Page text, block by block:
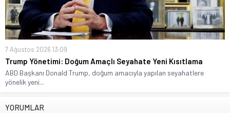
7 Ağustos 2026 13:09
Trump Yönetimi: Doğum Amaçlı Seyahate Yeni Kısıtlama
ABD Başkanı Donald Trump, doğum amacıyla yapılan seyahatlere
yönelik yeni...
YORUMLAR